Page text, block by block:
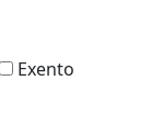
Exento